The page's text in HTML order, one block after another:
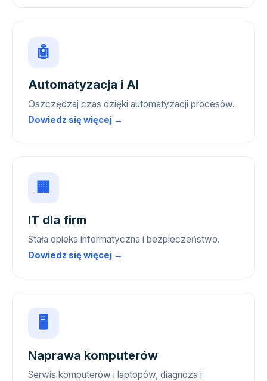
🤖
Automatyzacja i AI
Oszczędzaj czas dzięki automatyzacji procesów.
Dowiedz się więcej →
🏢
IT dla firm
Stała opieka informatyczna i bezpieczeństwo.
Dowiedz się więcej →
🖥️
Naprawa komputerów
Serwis komputerów i laptopów, diagnoza i